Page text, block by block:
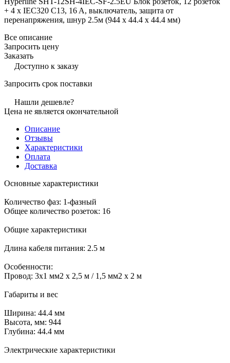
+ 4 х IEC320 C13, 16 A, выключатель, защита от
перенапряжения, шнур 2.5м (944 x 44.4 x 44.4 мм)
Все описание
Запросить цену
Заказать
Доступно к заказу
Запросить срок поставки
Нашли дешевле?
Цена не является окончательной
Описание
Отзывы
Характеристики
Оплата
Доставка
Основные характеристики
Количество фаз: 1-фазный
Общее количество розеток: 16
Общие характеристики
Длина кабеля питания: 2.5 м
Особенности:
Провод: 3x1 мм2 x 2,5 м / 1,5 мм2 x 2 м
Габариты и вес
Ширина: 44.4 мм
Высота, мм: 944
Глубина: 44.4 мм
Электрические характеристики